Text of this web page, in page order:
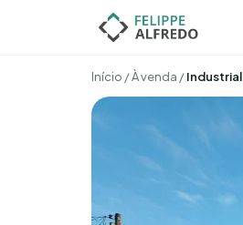
Início /À venda /Industrial